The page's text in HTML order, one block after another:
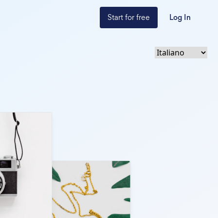
Start for free Log In